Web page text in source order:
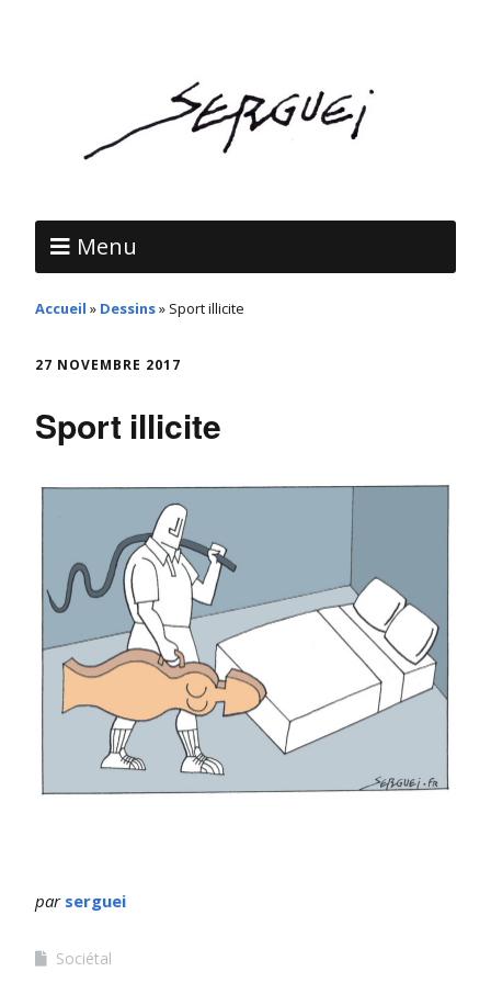
Menu
Accueil » Dessins» Sport illicite
27 NOVEMBRE 2017
Sport illicite
par serguei
Sociétal